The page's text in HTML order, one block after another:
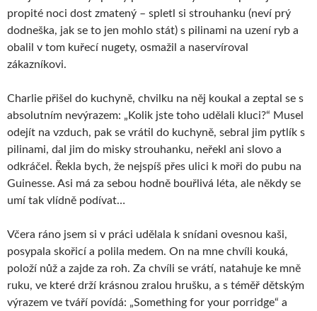
propité noci dost zmatený – spletl si strouhanku (neví prý
dodneška, jak se to jen mohlo stát) s pilinami na uzení ryb a
obalil v tom kuřecí nugety, osmažil a naservíroval
zákazníkovi.
Charlie přišel do kuchyně, chvilku na něj koukal a zeptal se s
absolutním nevýrazem: „Kolik jste toho udělali kluci?“ Musel
odejít na vzduch, pak se vrátil do kuchyně, sebral jim pytlík s
pilinami, dal jim do misky strouhanku, neřekl ani slovo a
odkráčel. Řekla bych, že nejspíš přes ulici k moři do pubu na
Guinesse. Asi má za sebou hodně bouřlivá léta, ale někdy se
umí tak vlídně podívat…
Včera ráno jsem si v práci udělala k snídani ovesnou kaši,
posypala skořicí a polila medem. On na mne chvíli kouká,
položí nůž a zajde za roh. Za chvíli se vrátí, natahuje ke mně
ruku, ve které drží krásnou zralou hrušku, a s téměř dětským
výrazem ve tváří povídá: „Something for your porridge“ a